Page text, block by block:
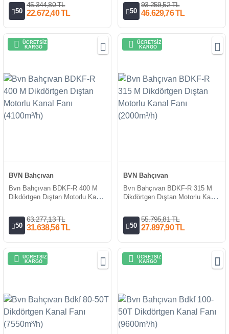
50
45.344,80 TL
22.672,40 TL 50
93.259,52 TL
46.629,76 TL
ÜCRETSİZ
KARGO
BVN Bahçıvan
Bvn Bahçıvan BDKF-R 400 M
Dikdörtgen Dıştan Motorlu Kanal
50
63.277,13 TL
31.638,56 TL
ÜCRETSİZ
KARGO
BVN Bahçıvan
Bvn Bahçıvan BDKF-R 315 M
Dikdörtgen Dıştan Motorlu Kanal
50
55.795,81 TL
27.897,90 TL
ÜCRETSİZ
KARGO
ÜCRETSİZ
KARGO